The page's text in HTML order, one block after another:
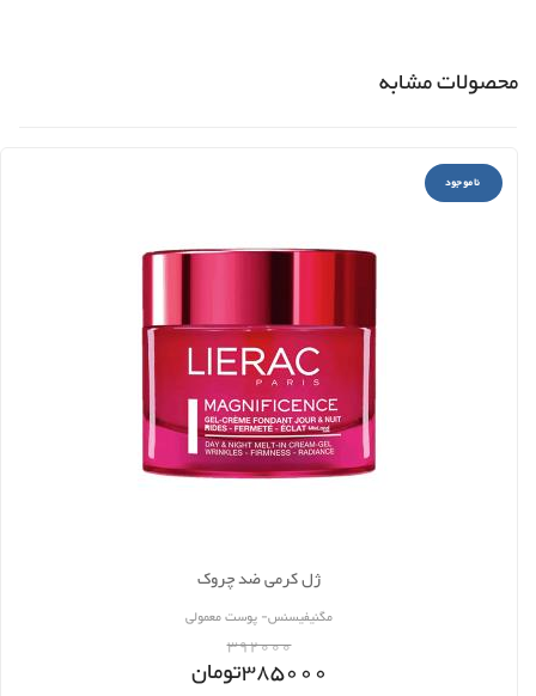
محصولات مشابه
ناموجود
ژل کرمی ضد چروک
مگنیفیسنس- پوست معمولی
392000
385000تومان